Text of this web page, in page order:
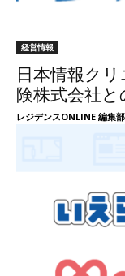
経営情報
日本情報ク
険株式会社
レジデンスONLINE 編集部